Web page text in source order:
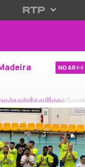
NO AR